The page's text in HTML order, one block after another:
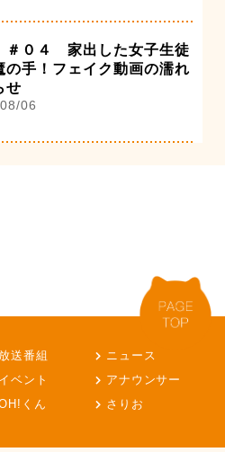
０４ 家出した女子生徒
の手！フェイク動画の濡れ
せ
06
送番組
ニュース
イベント
アナウンサー
くん さりお